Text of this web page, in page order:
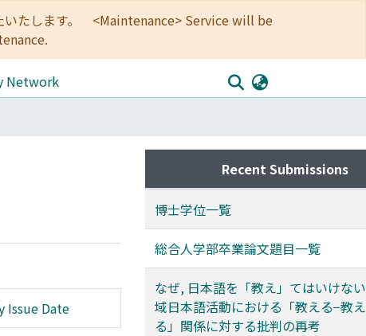
いたします。 <Maintenance> Service will be
Network
Issue Date
Recent Submissions
博士学位一覧
総合人学部卒業論文題目一覧
なぜ, 日本語を「教え」てはいけな
域日本語活動における「教える−教
る」関係に対する批判の再考